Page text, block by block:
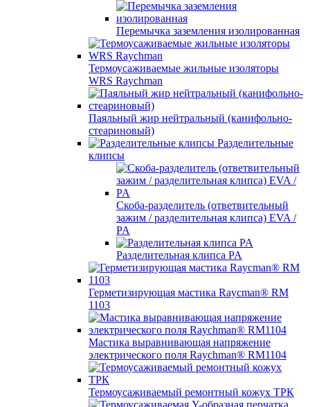
Перемычка заземления изолированная
Термоусаживаемые жильные изоляторы
WRS Raychman
Паяльный жир нейтральный (канифольно-
стеариновый)
Разделительные
клипсы
Скоба-разделитель (ответвительный
зажим / разделительная клипса) EVA /
PA
Разделительная клипса PA
Герметизирующая мастика Raycman® RM
1103
Мастика выравнивающая напряжение
электрического поля Raychman® RM1104
Термоусаживаемый ремонтный кожух ТРК